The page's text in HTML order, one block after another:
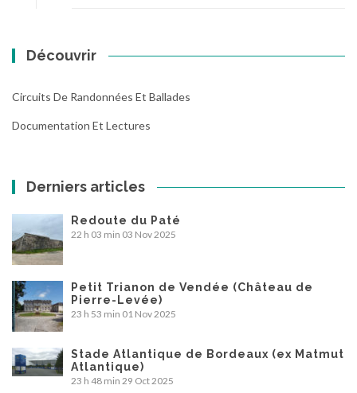
Découvrir
Circuits De Randonnées Et Ballades
Documentation Et Lectures
Derniers articles
Redoute du Paté
22 h 03 min 03 Nov 2025
Petit Trianon de Vendée (Château de
Pierre-Levée)
23 h 53 min 01 Nov 2025
Stade Atlantique de Bordeaux (ex Matmut
Atlantique)
23 h 48 min 29 Oct 2025